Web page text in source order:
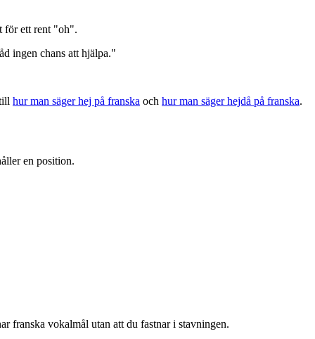
för ett rent "oh".
ingen chans att hjälpa."
hur man säger hej på franska och hur man säger hejdå på franska.
en position.
franska vokalmål utan att du fastnar i stavningen.